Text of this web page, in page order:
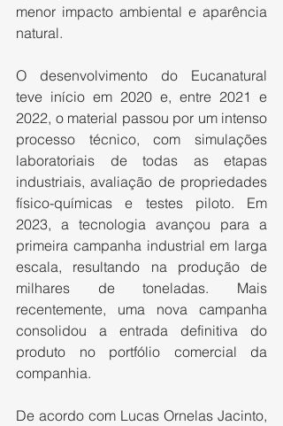
menor impacto ambiental e aparência
natural.
O desenvolvimento do Eucanatural
teve início em 2020 e, entre 2021 e
2022, o material passou por um intenso
processo técnico, com simulações
laboratoriais de todas as etapas
industriais, avaliação de propriedades
físico-químicas e testes piloto. Em
2023, a tecnologia avançou para a
primeira campanha industrial em larga
escala, resultando na produção de
milhares de toneladas. Mais
recentemente, uma nova campanha
consolidou a entrada definitiva do
produto no portfólio comercial da
companhia.
De acordo com Lucas Ornelas Jacinto,